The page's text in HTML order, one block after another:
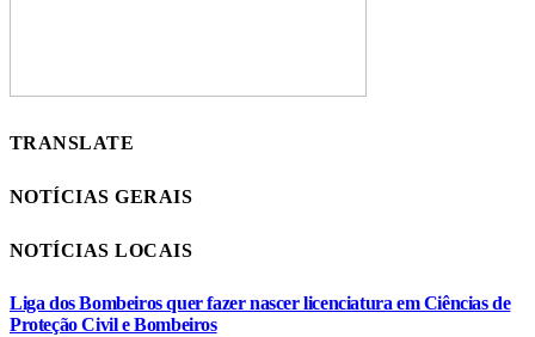
TRANSLATE
NOTÍCIAS GERAIS
NOTÍCIAS LOCAIS
Liga dos Bombeiros quer fazer nascer licenciatura em Ciências de
Proteção Civil e Bombeiros